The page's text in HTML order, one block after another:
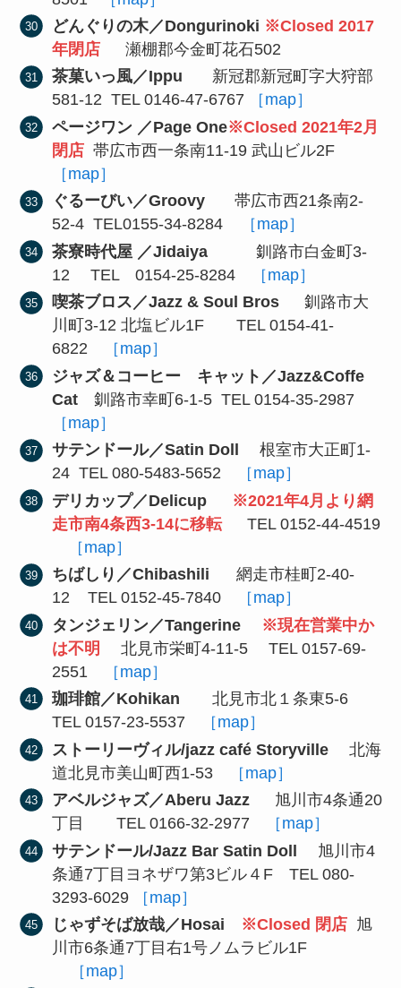
どんぐりの木／Dongurinoki ※Closed 2017
年閉店
瀬棚郡今金町花石502
茶菓いっ風／Ippu 新冠郡新冠町字大狩部
581-12 TEL 0146-47-6767
［map］
ページワン ／Page One※Closed 2021年2月
閉店 帯広市西一条南11-19 武山ビル2F
［map］
ぐるーびい／Groovy 帯広市西21条南2-
52-4 TEL0155-34-8284
［map］
茶寮時代屋 ／Jidaiya 釧路市白金町3-
12 TEL 0154-25-8284
［map］
喫茶ブロス／Jazz & Soul Bros 釧路市大
川町3-12 北塩ビル1F TEL 0154-41-
6822
［map］
ジャズ＆コーヒー キャット／Jazz&Coffe
Cat 釧路市幸町6-1-5 TEL 0154-35-2987
［map］
サテンドール／Satin Doll
根室市大正町1-
24 TEL 080-5483-5652
［map］
デリカップ／Delicup
※2021年4月より網
走市南4条西3-14に移転TEL 0152-44-4519
［map］
ちばしり／Chibashili網走市桂町2-40-
12 TEL 0152-45-7840
［map］
タンジェリン／Tangerine ※現在営業中か
は不明
北見市栄町4-11-5 TEL 0157-69-
2551
［map］
珈琲館／Kohikan 北見市北１条東5-6
TEL 0157-23-5537
［map］
ストーリーヴィル/jazz café Storyville 北海
道北見市美山町西1-53
［map］
アベルジャズ／Aberu Jazz
旭川市4条通20
丁目 TEL 0166-32-2977
［map］
サテンドール/Jazz Bar Satin Doll
旭川市4
条通7丁目ヨネザワ第3ビル４F TEL 080-
3293-6029
［map］
じゃずそば放哉／Hosai
※Closed 閉店 旭
川市6条通7丁目右1号ノムラビル1F
［map］